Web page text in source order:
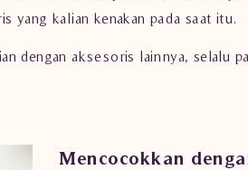
yang kalian kenakan pada saat itu.
dengan aksesoris lainnya, selalu
Mencocokkan